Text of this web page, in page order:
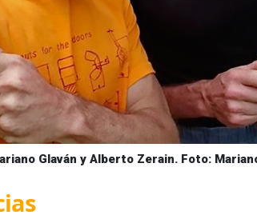
Glaván y Alberto Zerain. Foto: